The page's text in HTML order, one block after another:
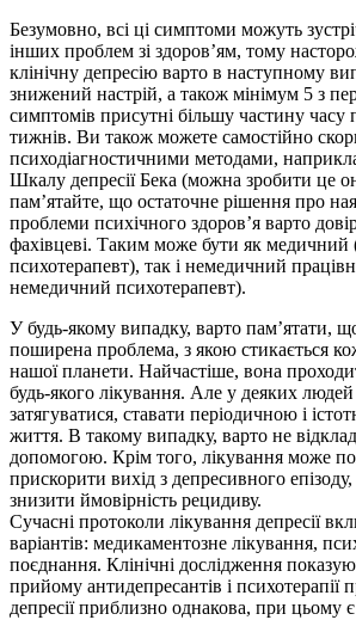
Безумовно, всі ці симптоми можуть
інших проблем зі здоров’ям, тому
клінічну депресію варто в наступному
знижений настрій, а також мінімум 5 з
симптомів присутні більшу частину часу
тижнів. Ви також можете самостійно
психодіагностичними методами,
Шкалу депресії Бека (можна зробити це
пам’ятайте, що остаточне рішення про
проблеми психічного здоров’я варто
фахівцеві. Таким може бути як медичний
психотерапевт), так і немедичний
немедичний психотерапевт).
У будь-якому випадку, варто пам’ятати,
поширена проблема, з якою стикається
нашої планети. Найчастіше, вона
будь-якого лікування. Але у деяких
затягуватися, ставати періодичною і
життя. В такому випадку, варто не
допомогою. Крім того, лікування може
прискорити вихід з депресивного
знизити ймовірність рецидиву.
Сучасні протоколи лікування депресії
варіантів: медикаментозне лікування,
поєднання. Клінічні дослідження
прийому антидепресантів і психотерапії
депресії приблизно однакова, при цьому